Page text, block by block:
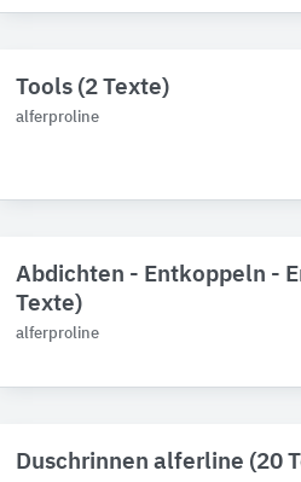
Tools (2 Texte)
alferproline
Abdichten - Entkoppeln -
Texte)
alferproline
Duschrinnen alferline (20